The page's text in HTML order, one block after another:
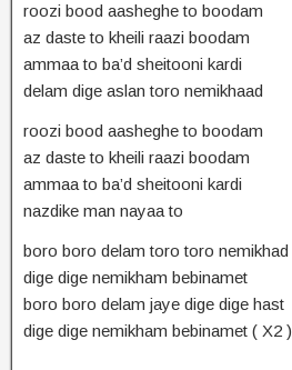
roozi bood aasheghe to boodam
az daste to kheili raazi boodam
ammaa to ba’d sheitooni kardi
delam dige aslan toro nemikhaad
roozi bood aasheghe to boodam
az daste to kheili raazi boodam
ammaa to ba’d sheitooni kardi
nazdike man nayaa to
boro boro delam toro toro nemikhad
dige dige nemikham bebinamet
boro boro delam jaye dige dige hast
dige dige nemikham bebinamet ( X2 )